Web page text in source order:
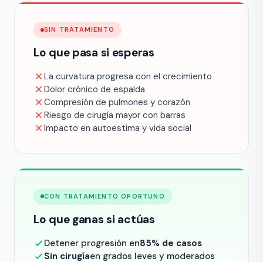
SIN TRATAMIENTO
Lo que pasa si esperas
La curvatura progresa con el crecimiento
Dolor crónico de espalda
Compresión de pulmones y corazón
Riesgo de cirugía mayor con barras
Impacto en autoestima y vida social
CON TRATAMIENTO OPORTUNO
Lo que ganas si actúas
Detener progresión en85% de casos
Sin cirugíaen grados leves y moderados